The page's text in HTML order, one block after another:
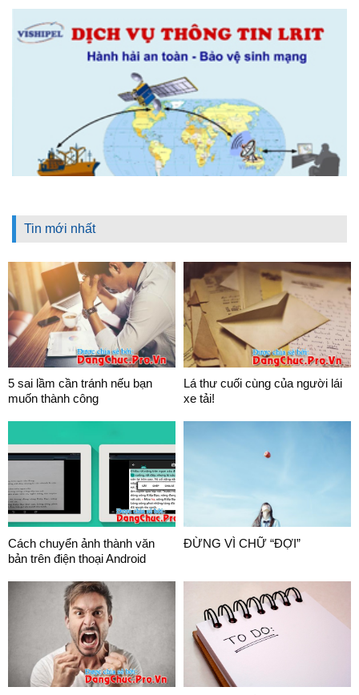
Tin mới nhất
5 sai lầm cần tránh nếu bạn
muốn thành công
Lá thư cuối cùng của người lái
xe tải!
Cách chuyển ảnh thành văn
bản trên điện thoại Android
ĐỪNG VÌ CHỮ “ĐỢI”